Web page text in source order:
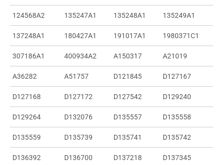
124568A2 135247A1 135248A1 135249A1
137248A1 180427A1 191017A1 1980371C1
307186A1 400934A2 A150317 A21019
A36282 A51757 D121845 D127167
D127168 D127172 D127542 D129240
D129264 D132076 D135557 D135558
D135559 D135739 D135741 D135742
D136392 D136700 D137218 D137345